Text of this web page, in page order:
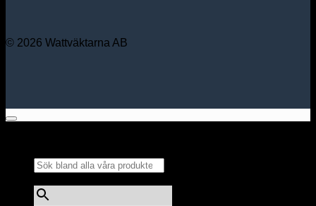
© 2026 Wattväktarna AB